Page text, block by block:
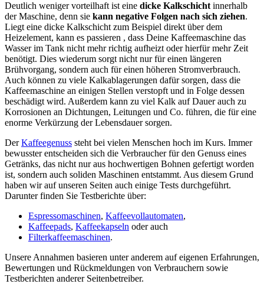
Deutlich weniger vorteilhaft ist eine dicke Kalkschicht innerhalb
der Maschine, denn sie kann negative Folgen nach sich ziehen.
Liegt eine dicke Kalkschicht zum Beispiel direkt über dem
Heizelement, kann es passieren , dass Deine Kaffeemaschine das
Wasser im Tank nicht mehr richtig aufheizt oder hierfür mehr Zeit
benötigt. Dies wiederum sorgt nicht nur für einen längeren
Brühvorgang, sondern auch für einen höheren Stromverbrauch.
Auch können zu viele Kalkablagerungen dafür sorgen, dass die
Kaffeemaschine an einigen Stellen verstopft und in Folge dessen
beschädigt wird. Außerdem kann zu viel Kalk auf Dauer auch zu
Korrosionen an Dichtungen, Leitungen und Co. führen, die für eine
enorme Verkürzung der Lebensdauer sorgen.
DerKaffeegenuss steht bei vielen Menschen hoch im Kurs. Immer
bewusster entscheiden sich die Verbraucher für den Genuss eines
Getränks, das nicht nur aus hochwertigen Bohnen gefertigt worden
ist, sondern auch soliden Maschinen entstammt. Aus diesem Grund
haben wir auf unseren Seiten auch einige Tests durchgeführt.
Darunter finden Sie Testberichte über:
Espressomaschinen, Kaffeevollautomaten,
Kaffeepads, Kaffeekapseln oder auch
Filterkaffeemaschinen.
Unsere Annahmen basieren unter anderem auf eigenen Erfahrungen,
Bewertungen und Rückmeldungen von Verbrauchern sowie
Testberichten anderer Seitenbetreiber.